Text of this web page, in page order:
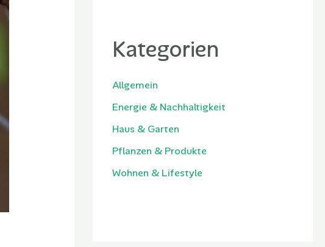
Kategorien
Allgemein
Energie & Nachhaltigkeit
Haus & Garten
Pflanzen & Produkte
Wohnen & Lifestyle